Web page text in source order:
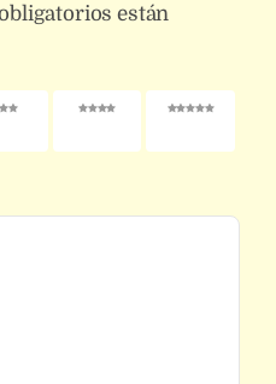
están
5
4 de 5
5 de 5